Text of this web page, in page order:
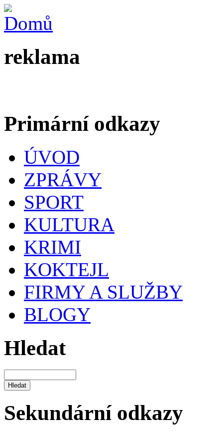
reklama
Primární odkazy
ÚVOD
ZPRÁVY
SPORT
KULTURA
KRIMI
KOKTEJL
FIRMY A SLUŽBY
BLOGY
Hledat
Sekundární odkazy